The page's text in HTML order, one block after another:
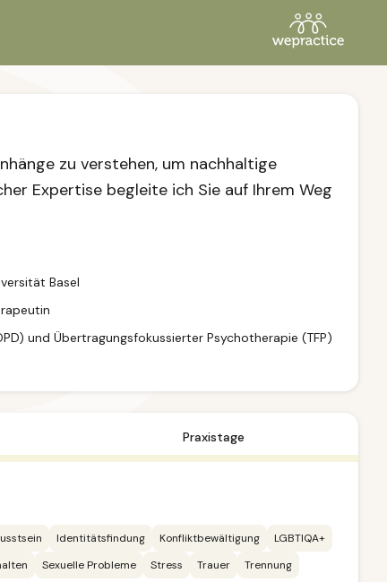
zu verstehen, um nachhaltige
Expertise begleite ich Sie auf Ihrem Weg
Basel
und Übertragungsfokussierter Psychotherapie (TFP)
Praxistage
Identitätsfindung Konfliktbewältigung
LGBTIQA+
Sexuelle Probleme Stress Trauer
Trennung